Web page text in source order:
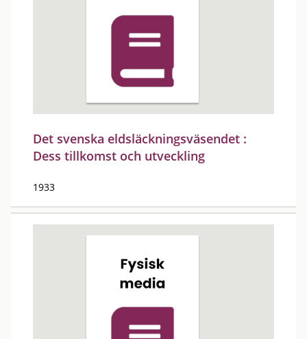
Det svenska eldsläckningsväsendet :
Dess tillkomst och utveckling
1933